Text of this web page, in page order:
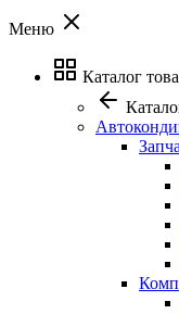
Меню
Каталог